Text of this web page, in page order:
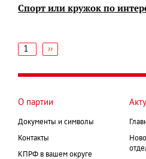
Спорт или кружок по
страниц
1
Следующая
››
О партии
Документы и символы
Контакты
КПРФ в вашем округе